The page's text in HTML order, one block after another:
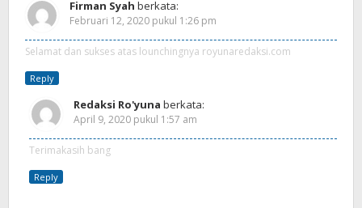
Firman Syah berkata:
Februari 12, 2020 pukul 1:26 pm
Selamat dan sukses atas lounchingnya royunaredaksi.com
Reply
Redaksi Ro'yuna berkata:
April 9, 2020 pukul 1:57 am
Terimakasih bang
Reply